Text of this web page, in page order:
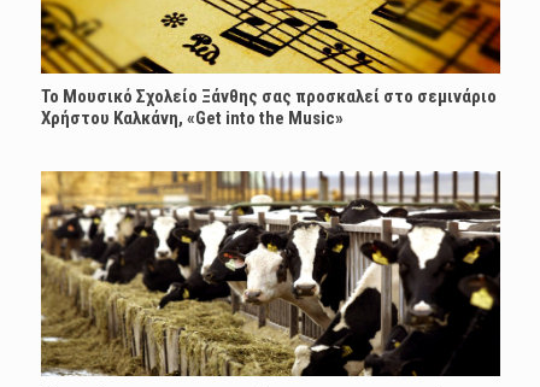
Το Μουσικό Σχολείο Ξάνθης σας προσκαλεί στο σεμινάριο
Χρήστου Καλκάνη, «Get into the Music»